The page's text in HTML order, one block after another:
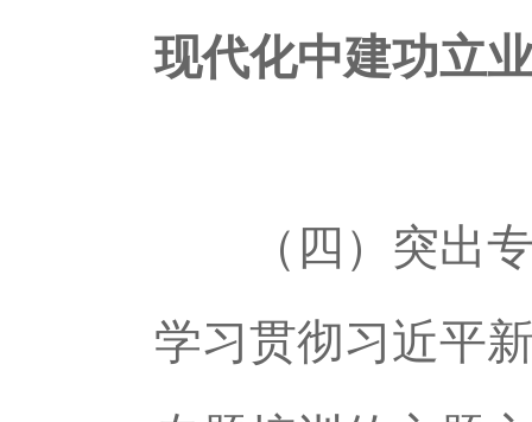
现代化中建功立
（四）突出专
学习贯彻习近平